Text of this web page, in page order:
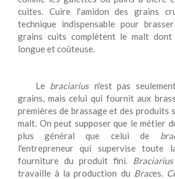
cuites. Cuire l'amidon des grains
technique indispensable pour
grains cuits complètent le malt
longue et coûteuse.
Le braciariusn'est pas
grains, mais celui qui fournit aux
premières de brassage et des produits
malt. On peut supposer que le métier
plus général que celui de
l'entrepreneur qui supervise toute
fourniture du produit fini. Braciarius
travaille à la production du Braces.